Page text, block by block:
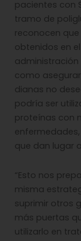
pacientes con
tramo de
reconocen
obtenidos en
administración
como
dianas no
podría ser
proteínas con
que dan lugar
“Esto nos
misma
suprimir otros
más puertas
utilizarlo en